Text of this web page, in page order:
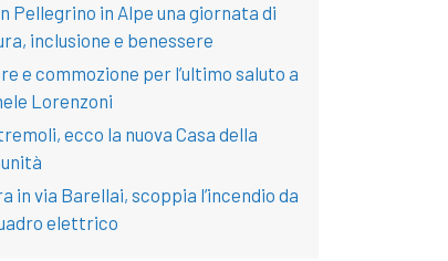
Pellegrino in Alpe una giornata di
inclusione e benessere
e commozione per l’ultimo saluto a
Lorenzoni
ecco la nuova Casa della
in via Barellai, scoppia l’incendio da
elettrico